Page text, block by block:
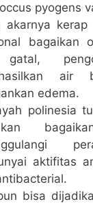
pyogens
akarnya kerap
bagaikan
air
edema.
polinesia
aktifitas
bisa